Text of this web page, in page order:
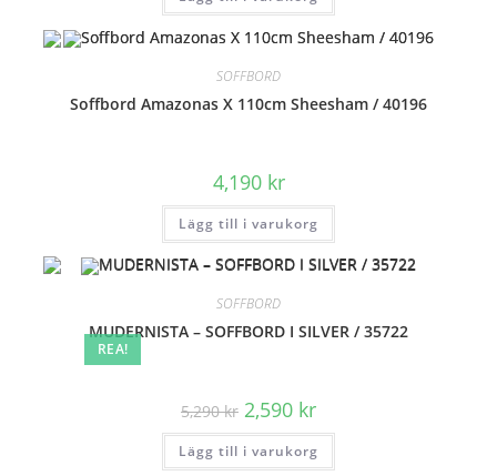
SOFFBORD
Soffbord Amazonas X 110cm Sheesham / 40196
4,190 kr
Lägg till i varukorg
REA!
SOFFBORD
MUDERNISTA – SOFFBORD I SILVER / 35722
5,290kr Det
ursprungliga
priset
var:
5,290 kr.
2,590 krDet
priset
är:
2,590 kr.
Lägg till i varukorg